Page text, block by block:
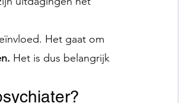
Het gaat om
Het is dus belangrijk